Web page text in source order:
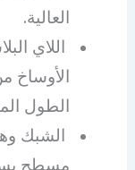
العالية.
اللاي
الأوساخ
الطول
الشبك
مسطح